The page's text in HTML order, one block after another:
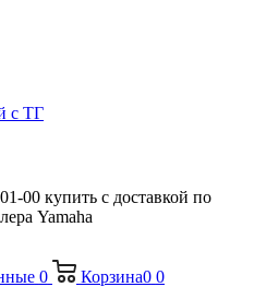
с ТГ
00 купить с доставкой по
Yamaha
0 Корзина0 0